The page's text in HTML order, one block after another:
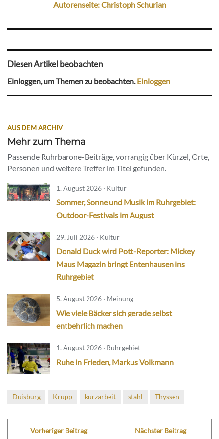
Autorenseite: Christoph Schurian
Diesen Artikel beobachten
Einloggen, um Themen zu beobachten.Einloggen
AUS DEM ARCHIV
Mehr zum Thema
Passende Ruhrbarone-Beiträge, vorrangig über Kürzel, Orte,
Personen und weitere Treffer im Titel gefunden.
1. August 2026 · Kultur
Sommer, Sonne und Musik im Ruhrgebiet:
Outdoor-Festivals im August
29. Juli 2026 · Kultur
Donald Duck wird Pott-Reporter: Mickey
Maus Magazin bringt Entenhausen ins
Ruhrgebiet
5. August 2026 · Meinung
Wie viele Bäcker sich gerade selbst
entbehrlich machen
1. August 2026 · Ruhrgebiet
Ruhe in Frieden, Markus Volkmann
Duisburg Krupp kurzarbeit stahl Thyssen
Vorheriger Beitrag Nächster Beitrag